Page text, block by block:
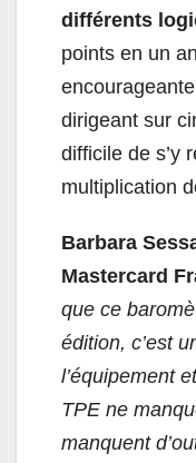
différents
points en un
dirigeant sur
difficile de s’y
multiplication
Barbara
Mastercard
que ce
édition, c’est
l’équipement
TPE ne
manquent